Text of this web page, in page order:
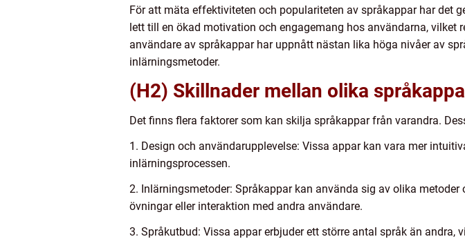
För att mäta effektiviteten och populariteten av språkappar har det
lett till en ökad motivation och engagemang hos användarna,
användare av språkappar har uppnått nästan lika höga nivåer av
inlärningsmetoder.
(H2) Skillnader mellan olika
Det finns flera faktorer som kan skilja språkappar från varandra.
1. Design och användarupplevelse: Vissa appar kan vara mer
inlärningsprocessen.
2. Inlärningsmetoder: Språkappar kan använda sig av olika
övningar eller interaktion med andra användare.
3. Språkutbud: Vissa appar erbjuder ett större antal språk än